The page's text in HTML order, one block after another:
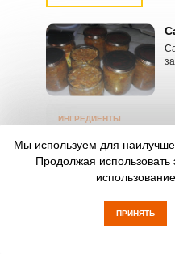
и
ИНГРЕДИЕНТЫ
уксус столовый 9%,
масло растительное
СМОТРЕТЬ РЕЦЕПТ
Мы используем для
Продолжая использовать
ПРИНЯТЬ